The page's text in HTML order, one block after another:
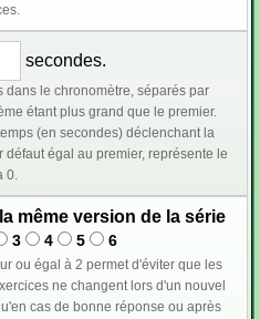
secondes.
dans le chronomètre, séparés par
étant plus grand que le premier.
(en secondes) déclenchant la
0.
même version de la série
3 4 5 6
égal à 2 permet d'éviter que les
ne changent lors d'un nouvel